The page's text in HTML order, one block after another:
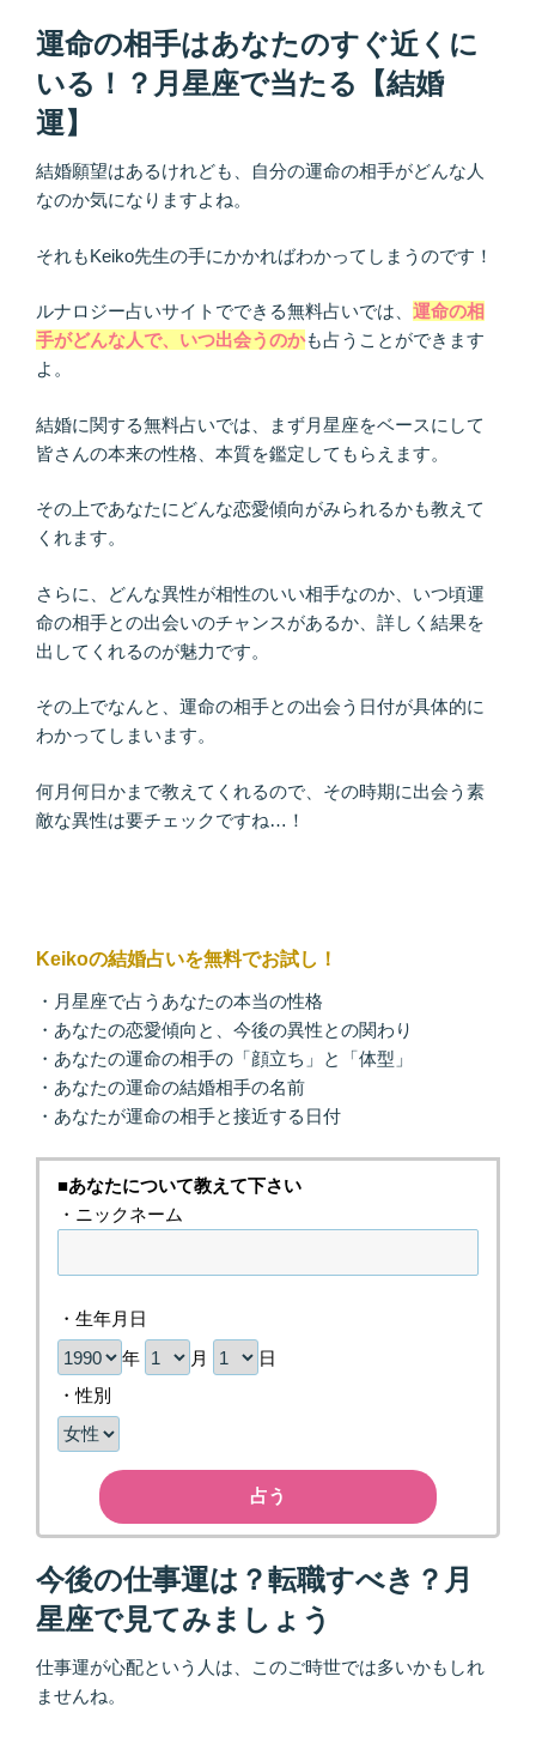
運命の相手はあなたのすぐ近くに
いる！？月星座で当たる【結婚
運】
結婚願望はあるけれども、自分の運命の相手がどんな人
なのか気になりますよね。
それもKeiko先生の手にかかればわかってしまうのです！
ルナロジー占いサイトでできる無料占いでは、 運命の相
手がどんな人で、いつ出会うのかも占うことができます
よ。
結婚に関する無料占いでは、まず月星座をベースにして
皆さんの本来の性格、本質を鑑定してもらえます。
その上であなたにどんな恋愛傾向がみられるかも教えて
くれます。
さらに、どんな異性が相性のいい相手なのか、いつ頃運
命の相手との出会いのチャンスがあるか、詳しく結果を
出してくれるのが魅力です。
その上でなんと、運命の相手との出会う日付が具体的に
わかってしまいます。
何月何日かまで教えてくれるので、その時期に出会う素
敵な異性は要チェックですね…！
Keikoの結婚占いを無料でお試し！
・月星座で占うあなたの本当の性格
・あなたの恋愛傾向と、今後の異性との関わり
・あなたの運命の相手の「顔立ち」と「体型」
・あなたの運命の結婚相手の名前
・あなたが運命の相手と接近する日付
■あなたについて教えて下さい
・ニックネーム
・生年月日
年
月
日
・性別
占う
今後の仕事運は？転職すべき？月
星座で見てみましょう
仕事運が心配という人は、このご時世では多いかもしれ
ませんね。